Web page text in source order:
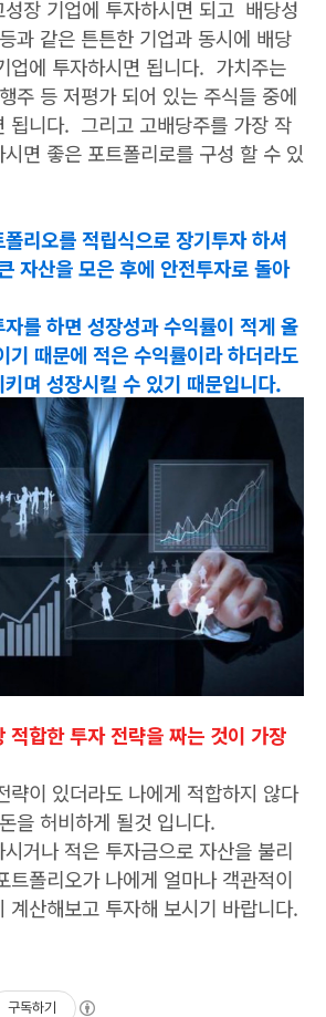
장 기업에 투자하시면 되고 배당성
과 같은 튼튼한 기업과 동시에 배당
업에 투자하시면 됩니다. 가치주는
주 등 저평가 되어 있는 주식들 중에
됩니다. 그리고 고배당주를 가장 작
면 좋은 포트폴리로를 구성 할 수 있
리오를 적립식으로 장기투자 하셔
자산을 모은 후에 안전투자로 돌아
를 하면 성장성과 수익률이 적게 올
기 때문에 적은 수익률이라 하더라도
며 성장시킬 수 있기 때문입니다.
적합한 투자 전략을 짜는 것이 가장
략이 있더라도 나에게 적합하지 않다
을 허비하게 될것 입니다.
거나 적은 투자금으로 자산을 불리
트폴리오가 나에게 얼마나 객관적이
계산해보고 투자해 보시기 바랍니다.
구독하기